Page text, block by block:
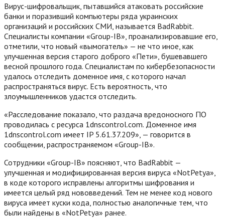
Вирус-шифровальщик, пытавшийся атаковать российские
банки и поразивший компьютеры ряда украинских
организаций и российских СМИ, называется BadRabbit.
Специалисты компании «Group-IB», проанализировавшие его,
отметили, что новый «вымогатель» — не что иное, как
улучшенная версия старого доброго «Пети», бушевавшего
весной прошлого года. Специалистам по кибербезопасности
удалось отследить доменное имя, с которого начал
распространяться вирус. Есть вероятность, что
злоумышленников удастся отследить.
«Расследование показало, что раздача вредоносного ПО
проводилась с ресурса 1dnscontrol.com. Доменное имя
1dnscontrol.com имеет IP 5.61.37.209», — говорится в
сообщении, распространяемом «Group-IB».
Сотрудники «Group-IB» поясняют, что BadRabbit —
улучшенная и модифицированная версия вируса «NotPetya»,
в коде которого исправлены алгоритмы шифрования и
имеется целый ряд нововведений. Тем не менее код нового
вируса имеет куски кода, полностью аналогичные тем, что
были найдены в «NotPetya» ранее.